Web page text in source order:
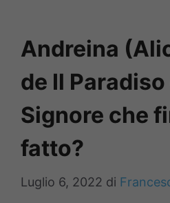
Andreina
de Il
Signore che
fatto?
Luglio 6, 2022 di